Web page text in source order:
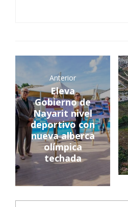
Anterior
Eleva
Gobierno de
Nayarit nivel
deportivo con
nueva alberca
olímpica
techada